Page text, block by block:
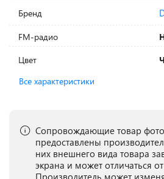
Бренд
FM-радио
Цвет
Все характеристики
Сопровождающие товар
предоставлены
них внешнего вида товара
экрана и может отличаться
Производитель может